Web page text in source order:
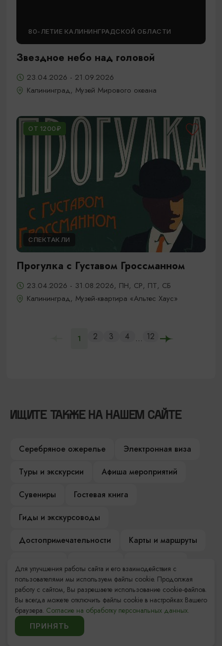
80-ЛЕТИЕ КАЛИНИНГРАДСКОЙ ОБЛАСТИ
Звездное небо над головой
23.04.2026 - 21.09.2026
Калининград, Музей Мирового океана
ОТ 1200₽
СПЕКТАКЛИ
Прогулка с Густавом Гроссманном
23.04.2026 - 31.08.2026, ПН, СР, ПТ, СБ
Калининград, Музей-квартира «Альтес Хаус»
1 2 3 4 ... 12
ИЩИТЕ ТАКЖЕ НА НАШЕМ САЙТЕ
Серебряное ожерелье
Электронная виза
Туры и экскурсии
Афиша мероприятий
Сувениры
Гостевая книга
Гиды и экскурсоводы
Достопримечательности
Карты и маршруты
Компас Балтийской кухни
Настоящий Калининградец
Музеи
Для улучшения работы сайта и его взаимодействия с
пользователями мы используем файлы cookie. Продолжая
работу с сайтом, Вы разрешаете использование cookie-файлов.
Вы всегда можете отключить файлы cookie в настройках Вашего
браузера. Согласие на обработку персональных данных.
ПРИНЯТЬ